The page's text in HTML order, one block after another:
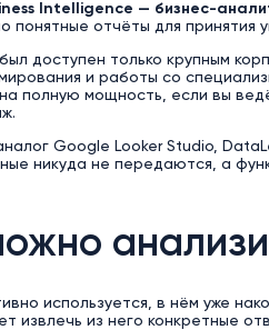
Intelligence — бизнес-
понятные отчёты для принятия
доступен только крупным
и работы со
полную мощность, если вы
Google Looker Studio,
никуда не передаются, а
используется, в нём уже
извлечь из него конкретные